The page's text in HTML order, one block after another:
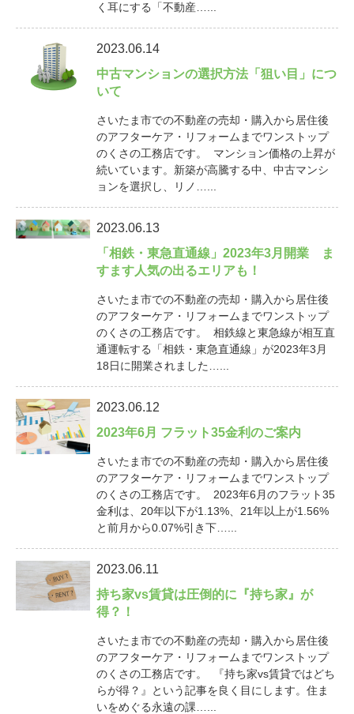
く耳にする「不動産…...
2023.06.14
中古マンションの選択方法「狙い目」につ
いて
さいたま市での不動産の売却・購入から居住後
のアフターケア・リフォームまでワンストップ
のくさの工務店です。 マンション価格の上昇が
続いています。新築が高騰する中、中古マンシ
ョンを選択し、リノ…...
2023.06.13
「相鉄・東急直通線」2023年3月開業 ま
すます人気の出るエリアも！
さいたま市での不動産の売却・購入から居住後
のアフターケア・リフォームまでワンストップ
のくさの工務店です。 相鉄線と東急線が相互直
通運転する「相鉄・東急直通線」が2023年3月
18日に開業されました…...
2023.06.12
2023年6月 フラット35金利のご案内
さいたま市での不動産の売却・購入から居住後
のアフターケア・リフォームまでワンストップ
のくさの工務店です。 2023年6月のフラット35
金利は、20年以下が1.13%、21年以上が1.56%
と前月から0.07%引き下…...
2023.06.11
持ち家vs賃貸は圧倒的に『持ち家』が
得？！
さいたま市での不動産の売却・購入から居住後
のアフターケア・リフォームまでワンストップ
のくさの工務店です。 『持ち家vs賃貸ではどち
らが得？』という記事を良く目にします。住ま
いをめぐる永遠の課…...